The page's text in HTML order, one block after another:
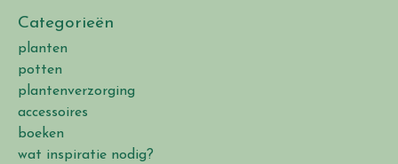
Categorieën
planten
potten
plantenverzorging
accessoires
boeken
wat inspiratie nodig?